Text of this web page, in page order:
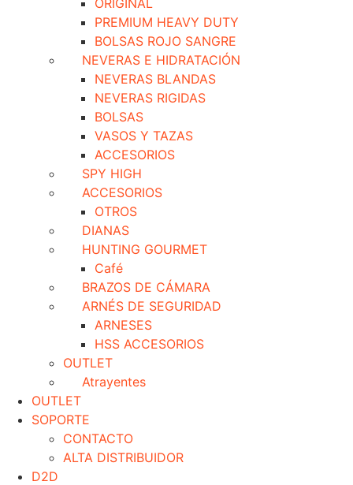
PREMIUM HEAVY DUTY
BOLSAS ROJO SANGRE
NEVERAS E HIDRATACIÓN
NEVERAS BLANDAS
NEVERAS RIGIDAS
BOLSAS
VASOS Y TAZAS
ACCESORIOS
SPY HIGH
ACCESORIOS
OTROS
DIANAS
HUNTING GOURMET
Café
BRAZOS DE CÁMARA
ARNÉS DE SEGURIDAD
ARNESES
HSS ACCESORIOS
OUTLET
Atrayentes
OUTLET
SOPORTE
CONTACTO
ALTA DISTRIBUIDOR
D2D